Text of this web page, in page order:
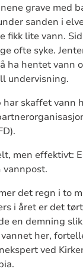
grave med
sanden i
fikk lite vann.
ofte syke.
ha hentet vann
undervisning.
skaffet vann
men effektivt:
vannpost.
det regn i to
i året er det
en demning
her,
ved